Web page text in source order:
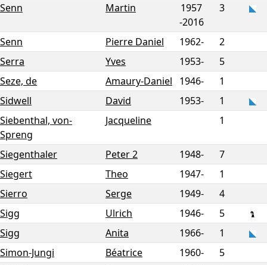
Senn
Martin
1957
-2016
3
Senn Pierre Daniel 1962-
2
Serra
Yves 1953-
5
Seze, de
Amaury-Daniel 1946-
1
Sidwell
David 1953-
1
Siebenthal, von-
Spreng
Jacqueline 1
Siegenthaler Peter 2 1948-
7
Siegert
Theo 1947-
1
Sierro
Serge 1949-
4
Sigg
Ulrich 1946-
5
Sigg
Anita 1966-
1
Simon-Jungi
Béatrice 1960-
5